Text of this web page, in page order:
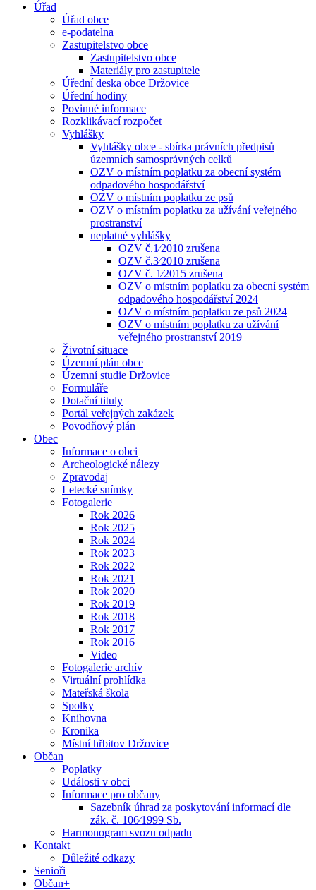
Úřad
Úřad obce
e-podatelna
Zastupitelstvo obce
Zastupitelstvo obce
Materiály pro zastupitele
Úřední deska obce Držovice
Úřední hodiny
Povinné informace
Rozklikávací rozpočet
Vyhlášky
Vyhlášky obce - sbírka právních předpisů
územních samosprávných celků
OZV o místním poplatku za obecní systém
odpadového hospodářství
OZV o místním poplatku ze psů
OZV o místním poplatku za užívání veřejného
prostranství
neplatné vyhlášky
OZV č.1⁄2010 zrušena
OZV č.3⁄2010 zrušena
OZV č. 1⁄2015 zrušena
OZV o místním poplatku za obecní systém
odpadového hospodářství 2024
OZV o místním poplatku ze psů 2024
OZV o místním poplatku za užívání
veřejného prostranství 2019
Životní situace
Územní plán obce
Územní studie Držovice
Formuláře
Dotační tituly
Portál veřejných zakázek
Povodňový plán
Obec
Informace o obci
Archeologické nálezy
Zpravodaj
Letecké snímky
Fotogalerie
Rok 2026
Rok 2025
Rok 2024
Rok 2023
Rok 2022
Rok 2021
Rok 2020
Rok 2019
Rok 2018
Rok 2017
Rok 2016
Video
Fotogalerie archív
Virtuální prohlídka
Mateřská škola
Spolky
Knihovna
Kronika
Místní hřbitov Držovice
Občan
Poplatky
Události v obci
Informace pro občany
Sazebník úhrad za poskytování informací dle
zák. č. 106⁄1999 Sb.
Harmonogram svozu odpadu
Kontakt
Důležité odkazy
Senioři
Občan+